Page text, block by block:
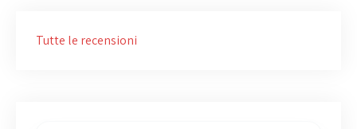
Tutte le recensioni